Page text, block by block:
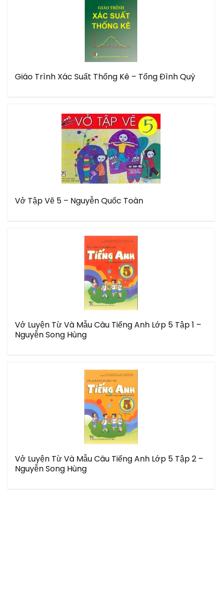
Giáo Trình Xác Suất Thống Kê – Tống Đình Quỳ
Vở Tập Vẽ 5 – Nguyễn Quốc Toàn
Vở Luyện Từ Và Mẫu Câu Tiếng Anh Lớp 5 Tập 1 –
Nguyễn Song Hùng
Vở Luyện Từ Và Mẫu Câu Tiếng Anh Lớp 5 Tập 2 –
Nguyễn Song Hùng